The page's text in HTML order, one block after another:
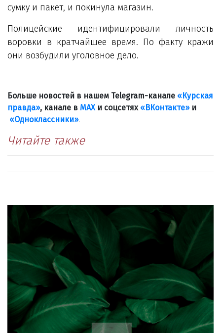
сумку и пакет, и покинула магазин.
Полицейские идентифицировали личность
воровки в кратчайшее время. По факту кражи
они возбудили уголовное дело.
Больше новостей в нашем Telegram-канале «Курская
правда», канале в МАХи соцсетях «ВКонтакте»и
«Одноклассники».
Читайте также